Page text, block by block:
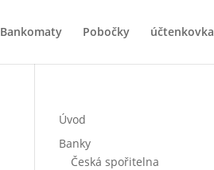
Bankomaty Pobočky účtenkovka
Úvod
Banky
Česká spořitelna